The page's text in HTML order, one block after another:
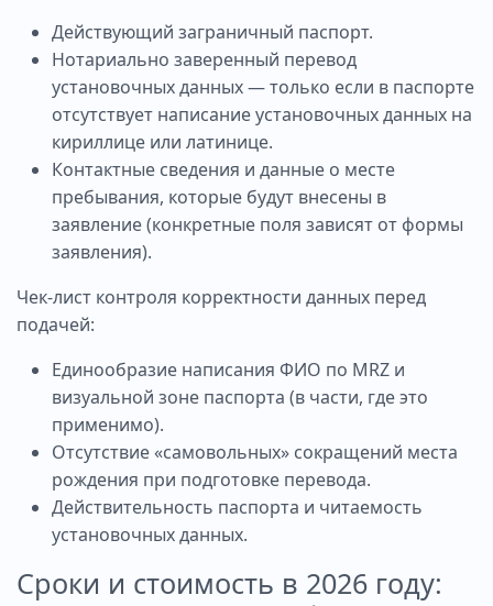
Действующий заграничный паспорт.
Нотариально заверенный перевод
установочных данных — только если в паспорте
отсутствует написание установочных данных на
кириллице или латинице.
Контактные сведения и данные о месте
пребывания, которые будут внесены в
заявление (конкретные поля зависят от формы
заявления).
Чек‑лист контроля корректности данных перед
подачей:
Единообразие написания ФИО по MRZ и
визуальной зоне паспорта (в части, где это
применимо).
Отсутствие «самовольных» сокращений места
рождения при подготовке перевода.
Действительность паспорта и читаемость
установочных данных.
Сроки и стоимость в 2026 году: